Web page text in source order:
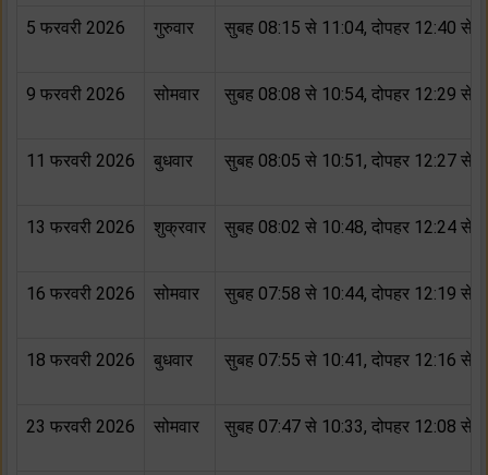
5 फरवरी 2026 गुरुवार सुबह 08:15 से 11:04, दोपहर 12:40 से
9 फरवरी 2026 सोमवार सुबह 08:08 से 10:54, दोपहर 12:29 से
11 फरवरी 2026 बुधवार सुबह 08:05 से 10:51, दोपहर 12:27 से
13 फरवरी 2026 शुक्रवार सुबह 08:02 से 10:48, दोपहर 12:24 से
16 फरवरी 2026 सोमवार सुबह 07:58 से 10:44, दोपहर 12:19 से
18 फरवरी 2026 बुधवार सुबह 07:55 से 10:41, दोपहर 12:16 से
23 फरवरी 2026 सोमवार सुबह 07:47 से 10:33, दोपहर 12:08 से